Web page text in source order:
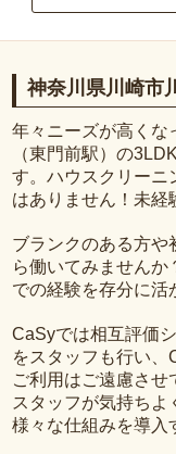
神奈川県川崎市
年々ニーズが高くな
（東門前駅）の
す。ハウスクリーニ
はありません！未経
ブランクのある方や
ら働いてみませんか
での経験を存分に活
CaSyでは相互評価
をスタッフも行い
ご利用はご遠慮させ
スタッフが気持ちよ
様々な仕組みを導入